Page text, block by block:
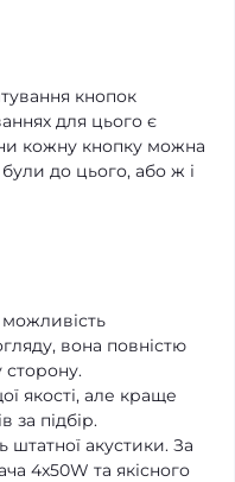
кнопок
для цього є
кожну кнопку можна
до цього, або ж і
можливість
вона повністю
сторону.
якості, але краще
за підбір.
штатної акустики. За
4x50W та якісного